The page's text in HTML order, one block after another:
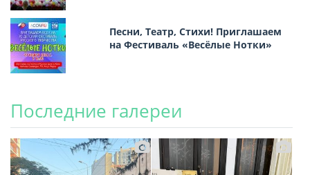
Песни, Театр, Стихи! Приглашаем
на Фестиваль «Весёлые Нотки»
Последние галереи